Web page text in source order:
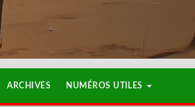
ARCHIVES NUMÉROS UTILES